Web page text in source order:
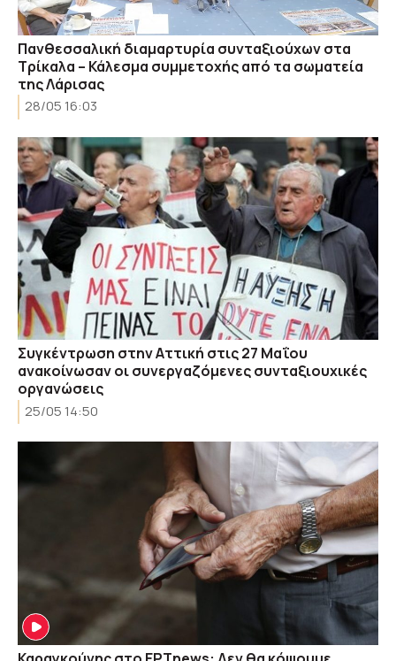
Πανθεσσαλική διαμαρτυρία συνταξιούχων στα
Τρίκαλα – Κάλεσμα συμμετοχής από τα σωματεία
της Λάρισας
28/05 16:03
Συγκέντρωση στην Αττική στις 27 Μαΐου
ανακοίνωσαν οι συνεργαζόμενες συνταξιουχικές
οργανώσεις
25/05 14:50